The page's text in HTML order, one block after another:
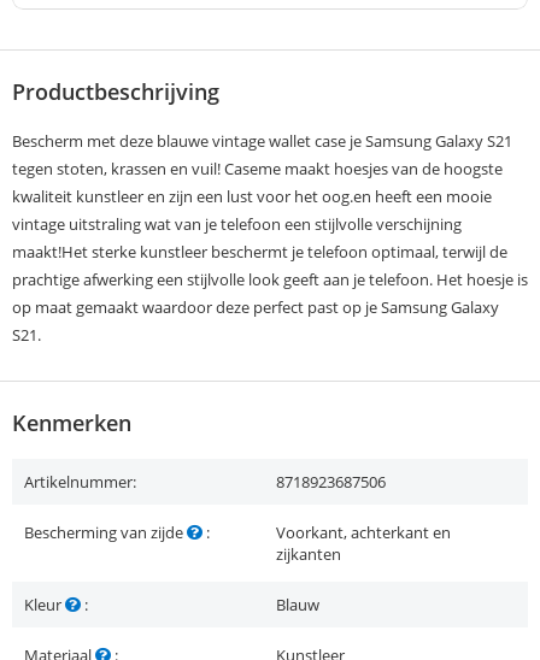
Productbeschrijving
Bescherm met deze blauwe vintage wallet case je Samsung Galaxy S21
tegen stoten, krassen en vuil! Caseme maakt hoesjes van de hoogste
kwaliteit kunstleer en zijn een lust voor het oog.en heeft een mooie
vintage uitstraling wat van je telefoon een stijlvolle verschijning
maakt!Het sterke kunstleer beschermt je telefoon optimaal, terwijl de
prachtige afwerking een stijlvolle look geeft aan je telefoon. Het hoesje is
op maat gemaakt waardoor deze perfect past op je Samsung Galaxy
S21.
Kenmerken
Artikelnummer: 8718923687506
Bescherming van zijde :
Voorkant, achterkant en
zijkanten
Kleur : Blauw
Materiaal : Kunstleer